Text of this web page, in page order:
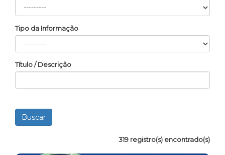
Tipo da Informação
Título / Descrição
319 registro(s) encontrado(s)